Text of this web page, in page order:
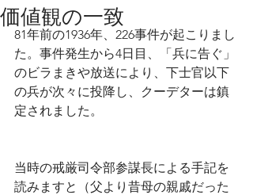
価値観の一致
81年前の1936年、226事件が起こりまし
た。事件発生から4日目、「兵に告ぐ」
のビラまきや放送により、下士官以下
の兵が次々に投降し、クーデターは鎮
定されました。
当時の戒厳司令部参謀長による手記を
読みますと（父より昔母の親戚だった